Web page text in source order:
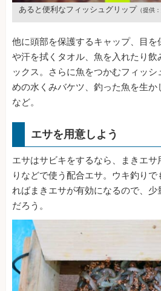
あると便利なフィッシュグリップ （提供
他に頭部を保護するキャップ、目
や汗を拭くタオル、魚を入れたり
ックス。さらに魚をつかむフィッ
めの水くみバケツ、釣った魚を生
など。
エサを用意しよう
エサはサビキをするなら、まきエ
りなどで使う配合エサ。ウキ釣り
ればまきエサが有効になるので、
だろう。